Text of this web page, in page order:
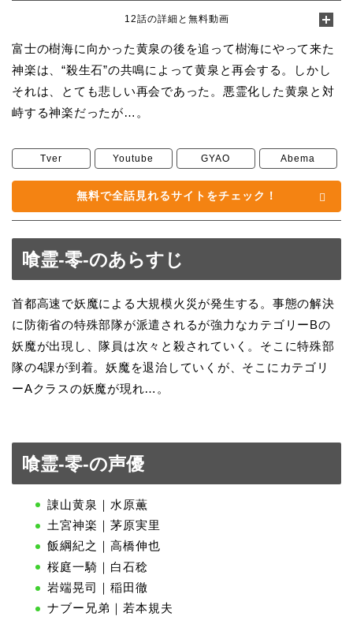
12話の詳細と無料動画
富士の樹海に向かった黄泉の後を追って樹海にやって来た
神楽は、“殺生石”の共鳴によって黄泉と再会する。しかし
それは、とても悲しい再会であった。悪霊化した黄泉と対
峙する神楽だったが…。
Tver Youtube GYAO Abema
無料で全話見れるサイトをチェック！
喰霊-零-のあらすじ
首都高速で妖魔による大規模火災が発生する。事態の解決
に防衛省の特殊部隊が派遣されるが強力なカテゴリーBの
妖魔が出現し、隊員は次々と殺されていく。そこに特殊部
隊の4課が到着。妖魔を退治していくが、そこにカテゴリ
ーAクラスの妖魔が現れ…。
喰霊-零-の声優
諌山黄泉｜水原薫
土宮神楽｜茅原実里
飯綱紀之｜高橋伸也
桜庭一騎｜白石稔
岩端晃司｜稲田徹
ナブー兄弟｜若本規夫